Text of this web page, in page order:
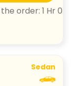
order: 1 Hr 0
Sedan